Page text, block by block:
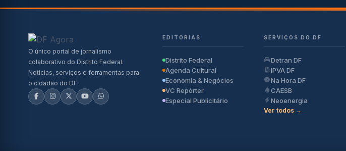
O único portal de jornalismo
colaborativo do Distrito Federal.
Notícias, serviços e ferramentas para
o cidadão do DF.
EDITORIAS
Distrito Federal
Agenda Cultural
Economia & Negócios
VC Repórter
Especial Publicitário
SERVIÇOS DO DF
Detran DF
IPVA DF
Na Hora DF
CAESB
Neoenergia
Ver todos →